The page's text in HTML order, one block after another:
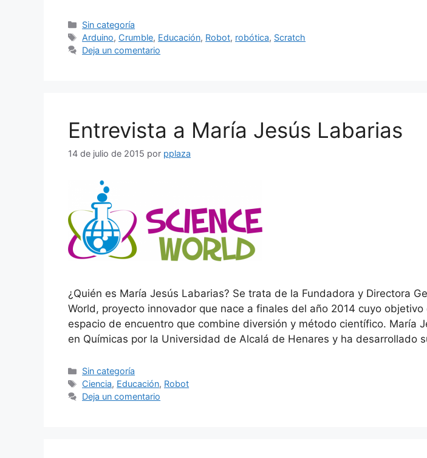
Categorías
Sin categoría
Etiquetas
Arduino, Crumble, Educación, Robot, robótica, Scratch
Deja un comentario
Entrevista a María Jesús Labarias
14 de julio de 2015 por pplaza
¿Quién es María Jesús Labarias? Se trata de la Fundadora y Directora
World, proyecto innovador que nace a finales del año 2014 cuyo objetivo
espacio de encuentro que combine diversión y método científico. María
en Químicas por la Universidad de Alcalá de Henares y ha desarrollado
Categorías
Sin categoría
Etiquetas
Ciencia, Educación, Robot
Deja un comentario